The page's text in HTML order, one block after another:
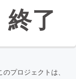
終了
のプロジェクトは、